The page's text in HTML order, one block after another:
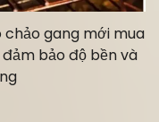
chảo gang mới mua
bảo độ bền và